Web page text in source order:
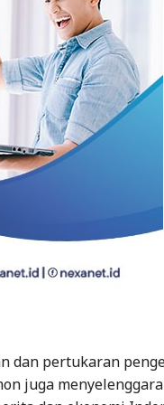
dan pertukaran
juga